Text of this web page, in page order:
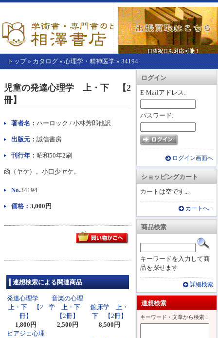
トップ» カタログ » 心理学・精神医学 » 34194
カートを見る
ログイン
E-Mailアドレス:
パスワード:
ログイン画面へ
ショッピングカート
カートは空です...
カートへ...
商品検索
キーワードを入力して商
品を探せます
詳細検索
連想検索
キーワード・文章から検索！
こ
か
ら
本
文】
児童の発達心理学 上・下 【2
冊】
著者名： ハーロック / 小林芳郎他訳
出版元： 誠信書房
刊行年： 昭和50年2刷
函（ヤケ）。小口少ヤケ。
No.34194
価格： 3,000円
連想検索による関連商品
発達心理学
上・下 【2
冊】
1,800円
音楽の心理
学 上・下
【2冊】
2,500円
鉱床学 上・
下 【2冊】
8,500円
ピアジェ心理